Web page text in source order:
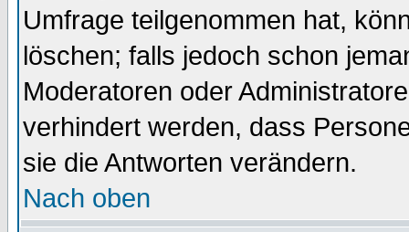
Umfrage teilgenommen hat,
löschen; falls jedoch schon
Moderatoren oder
verhindert werden, dass
sie die Antworten verändern.
Nach oben